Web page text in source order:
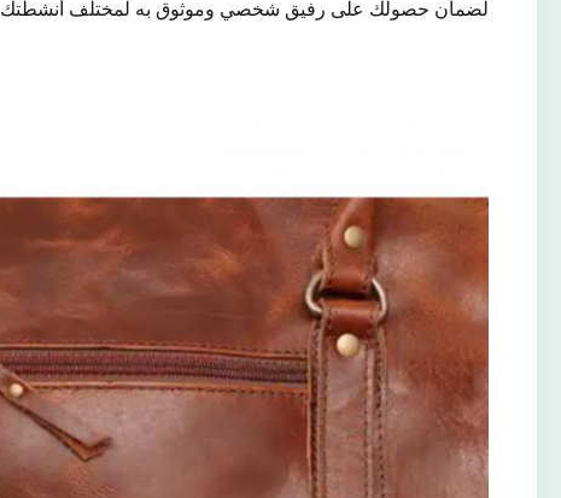
لضمان حصولك على رفيق شخصي وموثوق به لمختلف أنشطتك